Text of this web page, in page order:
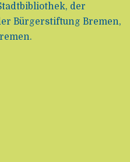
der
Bürgerstiftung Bremen,